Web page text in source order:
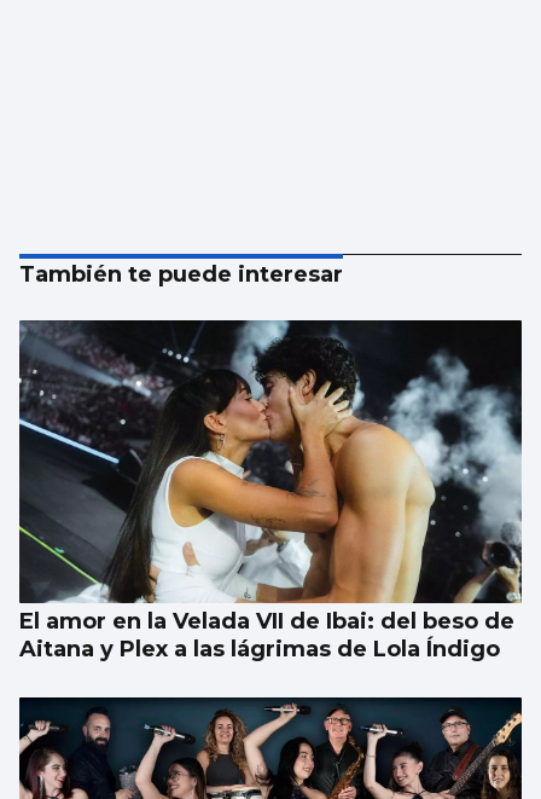
También te puede interesar
El amor en la Velada VII de Ibai: del beso de
Aitana y Plex a las lágrimas de Lola Índigo